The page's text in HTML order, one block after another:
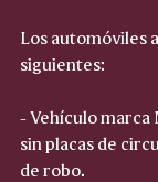
Los automóviles
siguientes:
- Vehículo marca
sin placas de
de robo.